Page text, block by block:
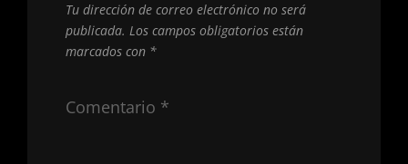
Tu dirección de correo electrónico no será
publicada. Los campos obligatorios están
marcados con *
Comentario *